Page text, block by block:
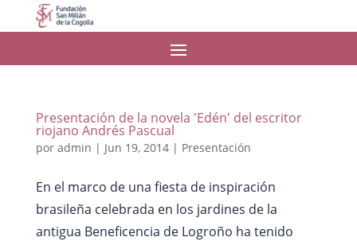
Presentación de la novela 'Edén' del escritor
riojano Andrés Pascual
por admin | Jun 19, 2014| Presentación
En el marco de una fiesta de inspiración
brasileña celebrada en los jardines de la
antigua Beneficencia de Logroño ha tenido